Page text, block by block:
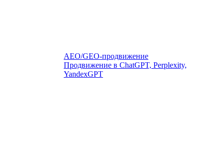
AEO/GEO-продвижение
Продвижение в ChatGPT, Perplexity,
YandexGPT